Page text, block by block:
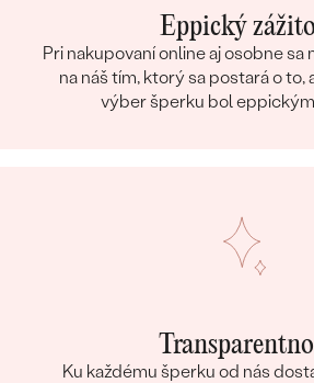
Eppický
Pri nakupovaní online aj osobne
na náš tím, ktorý sa postará o to,
výber šperku bol
Ku každému šperku od nás